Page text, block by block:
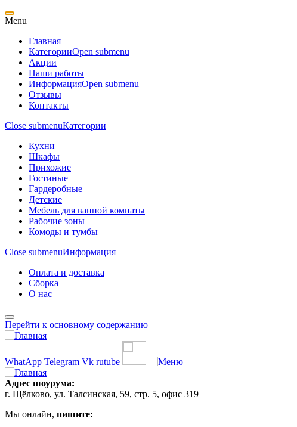
Menu
Главная
КатегорииOpen submenu
Акции
Наши работы
ИнформацияOpen submenu
Отзывы
Контакты
Close submenuКатегории
Кухни
Шкафы
Прихожие
Гостиные
Гардеробные
Детские
Мебель для ванной комнаты
Рабочие зоны
Комоды и тумбы
Close submenuИнформация
Оплата и доставка
Сборка
О нас
Перейти к основному содержанию
WhatApp Telegram Vk rutube
Адрес шоурума:
г. Щёлково, ул. Талсинская, 59, стр. 5, офис 319
Мы онлайн, пишите: